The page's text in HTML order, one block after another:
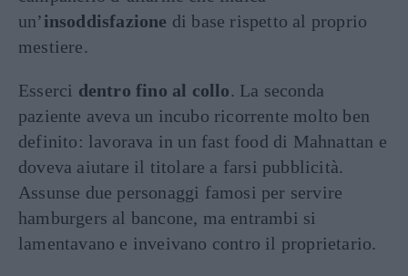
un’insoddisfazione di base rispetto al proprio
mestiere.
Esserci dentro fino al collo. La seconda
paziente aveva un incubo ricorrente molto ben
definito: lavorava in un fast food di Mahnattan e
doveva aiutare il titolare a farsi pubblicità.
Assunse due personaggi famosi per servire
hamburgers al bancone, ma entrambi si
lamentavano e inveivano contro il proprietario.